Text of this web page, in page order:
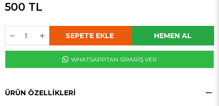
500 TL
WHATSAPPTAN SİPARİŞ VER
ÜRÜN ÖZELLIKLERI